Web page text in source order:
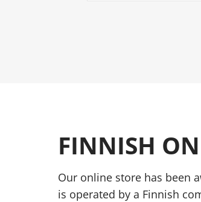
FINNISH
Our online store has been
is operated by a Finnish